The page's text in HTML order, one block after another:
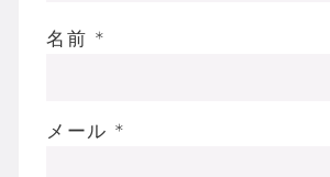
名前 *
メール *